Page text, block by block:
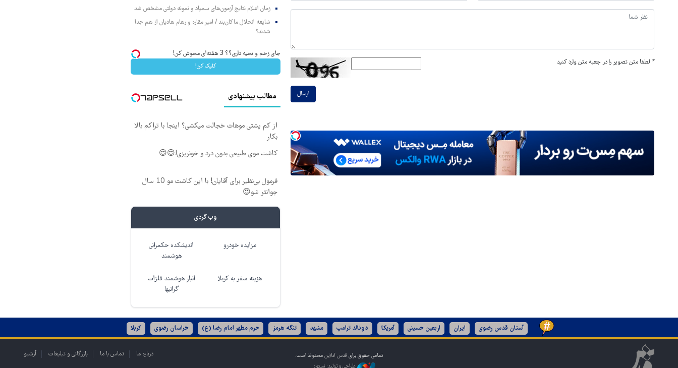
* لطفا متن تصویر را در جعبه متن وارد کنید
ارسال
زمان اعلام نتایج آزمون‌های سمپاد و نمونه دولتی مشخص شد
شایعه انحلال ماکان‌بند / امیر مقاره و رهام هادیان از هم جدا
شدند؟
جای زخم و بخیه داری؟؟ 3 هفته‌ای محوش کن!
کلیک کن!
مطالب پیشنهادی
از کم پشتی موهات خجالت میکشی؟ اینجا با تراکم بالا
بکار
کاشت موی طبیعی بدون درد و خونریزی!😍😍
فرمول بی‌نظیر برای آقایان! با این کاشت مو 10 سال
جوانتر شو😍
وب گردی
مزایده خودرو
اندیشکده حکمرانی
هوشمند
هزینه سفر به کربلا
انبار هوشمند فلزات
گرانبها
آستان قدس رضوی ایران اربعین حسینی آمریکا دونالد ترامپ مشهد تنگه هرمز حرم مطهر امام رضا (ع) خراسان رضوی کربلا
تمامی حقوق برای قدس آنلاین محفوظ است.
طراحی و تولید: نستوه
درباره ما تماس با ما بازرگانی و تبلیغات آرشیو